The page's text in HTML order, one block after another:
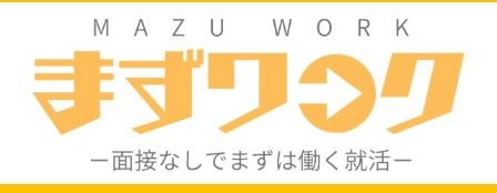
ダ
ー
ン
の
タ